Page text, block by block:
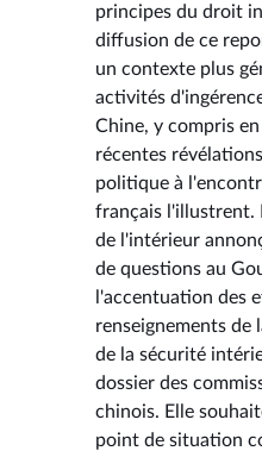
principes du droit
diffusion de ce
un contexte plus
activités
Chine, y compris
récentes
politique à
français l'illustrent.
de l'intérieur
de questions au
l'accentuation des
renseignements de
de la sécurité
dossier des
chinois. Elle
point de situation